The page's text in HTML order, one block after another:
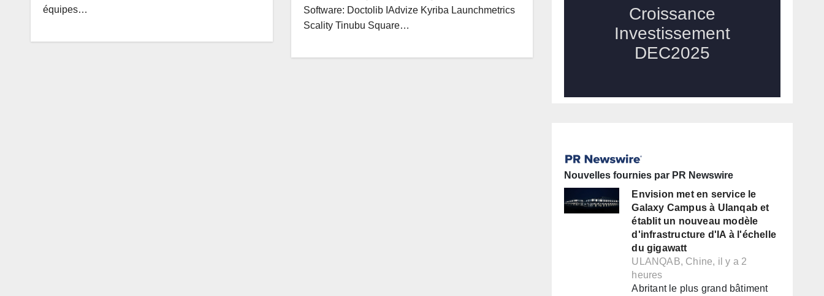
équipes…
Software: Doctolib IAdvize Kyriba Launchmetrics
Scality Tinubu Square…
Nouvelles fournies par PR Newswire
Envision met en service le
Galaxy Campus à Ulanqab et
établit un nouveau modèle
d'infrastructure d'IA à l'échelle
du gigawatt
ULANQAB, Chine, il y a 2
heures
Abritant le plus grand bâtiment